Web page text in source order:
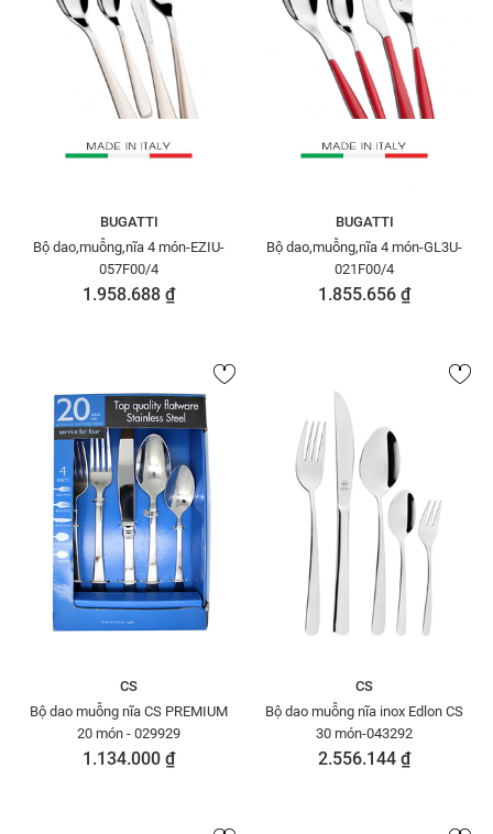
BUGATTI
Bộ dao,muỗng,nĩa 4 món-EZIU-
057F00/4
1.958.688 ₫
BUGATTI
Bộ dao,muỗng,nĩa 4 món-GL3U-
021F00/4
1.855.656 ₫
CS
Bộ dao muỗng nĩa CS PREMIUM
20 món - 029929
1.134.000 ₫
CS
Bộ dao muỗng nĩa inox Edlon CS
30 món-043292
2.556.144 ₫